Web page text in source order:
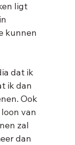
ligt
kunnen
dat ik
ik dan
Ook
van
zal
dan